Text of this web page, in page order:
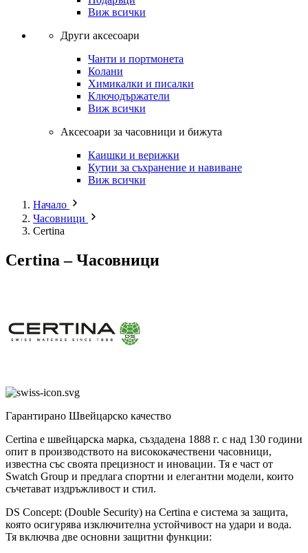
Виж всички
Други аксесоари
Чанти и портмонета
Колани
Химикалки и писалки
Ключодържатели
Виж всички
Аксесоари за часовници и бижута
Каишки и верижки
Кутии за съхранение и навиване
Виж всички
Начало
Часовници
Certina
Certina – Часовници
Гарантирано Швейцарско качество
Certina е швейцарска марка, създадена 1888 г. с над 130 години
опит в производството на висококачествени часовници,
известна със своята прецизност и иновации. Тя е част от
Swatch Group и предлага спортни и елегантни модели, които
съчетават издръжливост и стил.
DS Concept: (Double Security) на Certina е система за защита,
която осигурява изключителна устойчивост на удари и вода.
Тя включва две основни защитни функции: